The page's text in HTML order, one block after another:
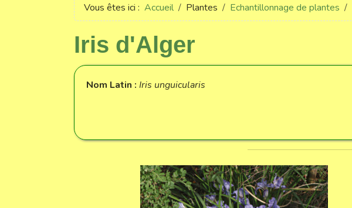
Vous êtes ici : Accueil Plantes Echantillonnage de plantes
Iris d'Alger
Nom Latin : Iris unguicularis